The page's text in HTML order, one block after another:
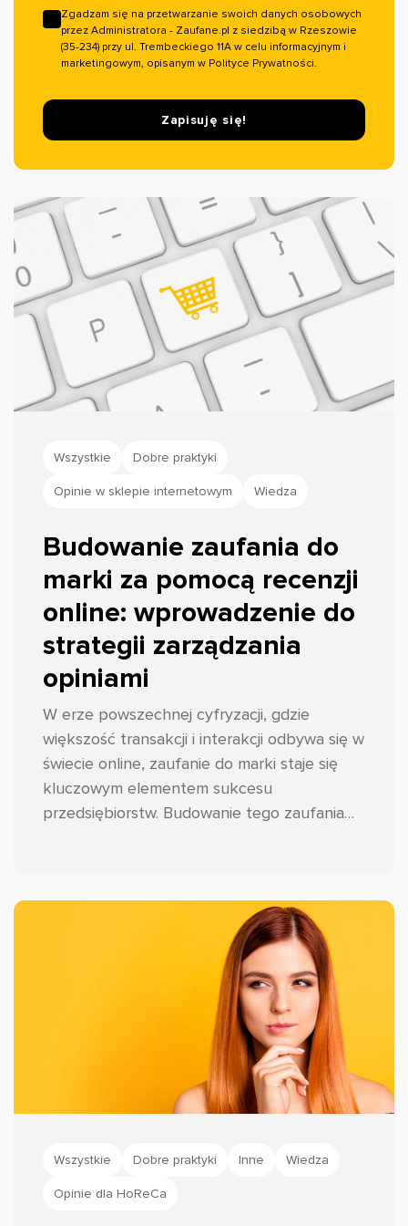
Zgadzam się na przetwarzanie swoich danych osobowych
przez Administratora - Zaufane.pl z siedzibą w Rzeszowie
(35-234) przy ul. Trembeckiego 11A w celu informacyjnym i
marketingowym, opisanym w Polityce Prywatności.
Zapisuję się!
Wszystkie Dobre praktyki
Opinie w sklepie internetowym Wiedza
Budowanie zaufania do
marki za pomocą recenzji
online: wprowadzenie do
strategii zarządzania
opiniami
W erze powszechnej cyfryzacji, gdzie
większość transakcji i interakcji odbywa się w
świecie online, zaufanie do marki staje się
kluczowym elementem sukcesu
przedsiębiorstw. Budowanie tego zaufania
Wszystkie Dobre praktyki Inne Wiedza
Opinie dla HoReCa